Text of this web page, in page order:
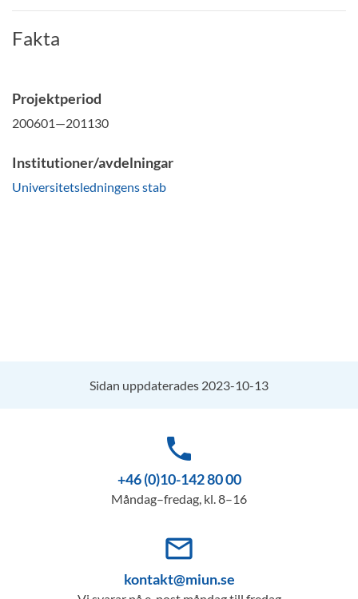
Fakta
Projektperiod
200601—201130
Institutioner/avdelningar
Universitetsledningens stab
Sidan uppdaterades 2023-10-13
phone
+46 (0)10-142 80 00
Måndag–fredag, kl. 8–16
mail_outline
kontakt@miun.se